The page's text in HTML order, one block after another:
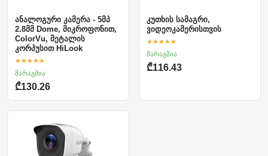
ანალოგური კამერა - 5მპ
2.8მმ Dome, მიკროფონით,
ColorVu, მეტალის
კორპუსით HiLook
★★★★★
მარაგშია
₾130.26
კუთხის სამაგრი,
ვიდეოკამერისთვის
★★★★★
მარაგშია
₾116.43